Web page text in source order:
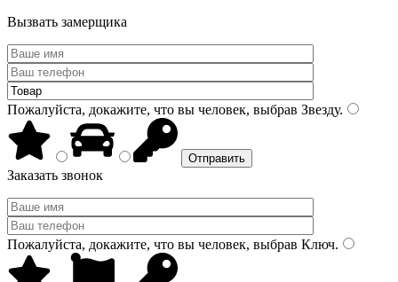
Вызвать замерщика
Пожалуйста, докажите, что вы человек, выбрав Звезду.
Заказать звонок
Пожалуйста, докажите, что вы человек, выбрав Ключ.